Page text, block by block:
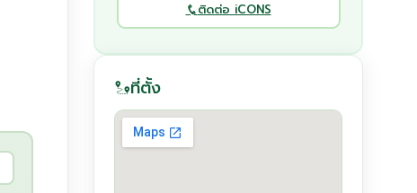
ติดต่อ iCONS
ที่ตั้ง